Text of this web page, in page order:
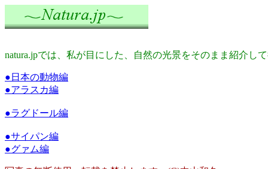
natura.jpでは、私が目にした、自然の光景をそのまま紹介して
●日本の動物編
●アラスカ編
●ラグドール編
●サイパン編
●グァム編